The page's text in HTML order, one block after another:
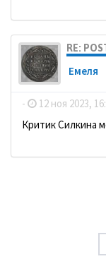
RE:
Емеля
- 12 ноя 2023,
Критик Силкина